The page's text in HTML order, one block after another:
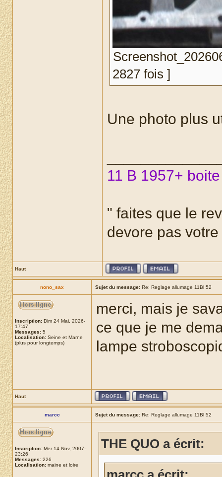
2827 fois ]
Une photo plus
11 B 1957+
" faites que le
devore pas
Haut
nono_sax Sujet du message: Re: Reglage allumage 11Bl 52
Inscription: Dim 24 Mai, 2026-
17:47
Messages: 5
Localisation: Seine et Marne
(plus pour longtemps)
merci, mais je
ce que je me
lampe
Haut
marcc Sujet du message: Re: Reglage allumage 11Bl 52
Inscription: Mer 14 Nov, 2007-
23:26
Messages: 226
Localisation: maine et loire
THE QUO a écrit: